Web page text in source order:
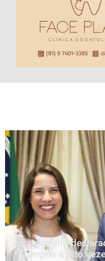
Patrimônio
Campos é oito